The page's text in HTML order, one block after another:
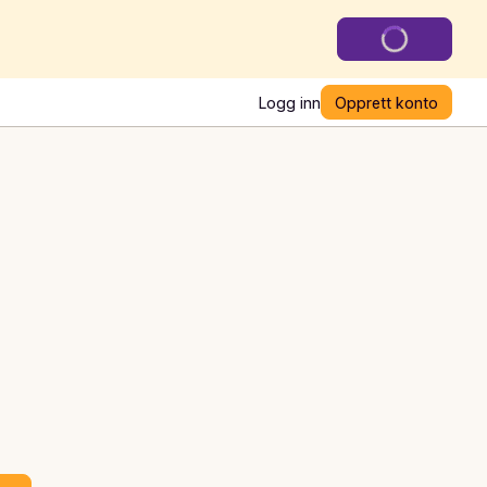
Logg inn Opprett konto